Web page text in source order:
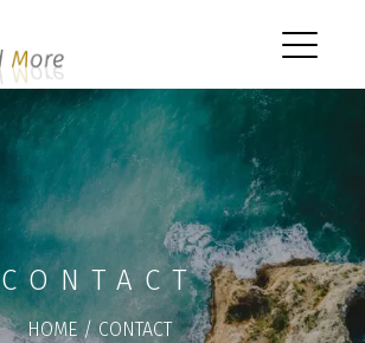
CONTACT
HOME / CONTACT